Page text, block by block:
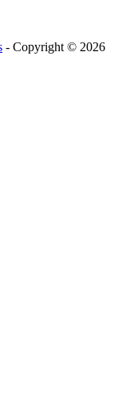
- Copyright © 2026